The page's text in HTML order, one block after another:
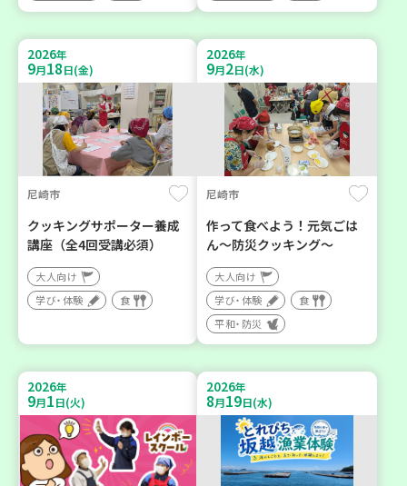
2026年
9月18日(金)
尼崎市
クッキングサポーター養成
講座（全4回受講必須）
大人向け
学び・体験
食
2026年
9月2日(水)
尼崎市
作って食べよう！元気ごは
ん～防災クッキング～
大人向け
学び・体験
食
平和・防災
2026年
9月1日(火)
2026年
8月19日(水)